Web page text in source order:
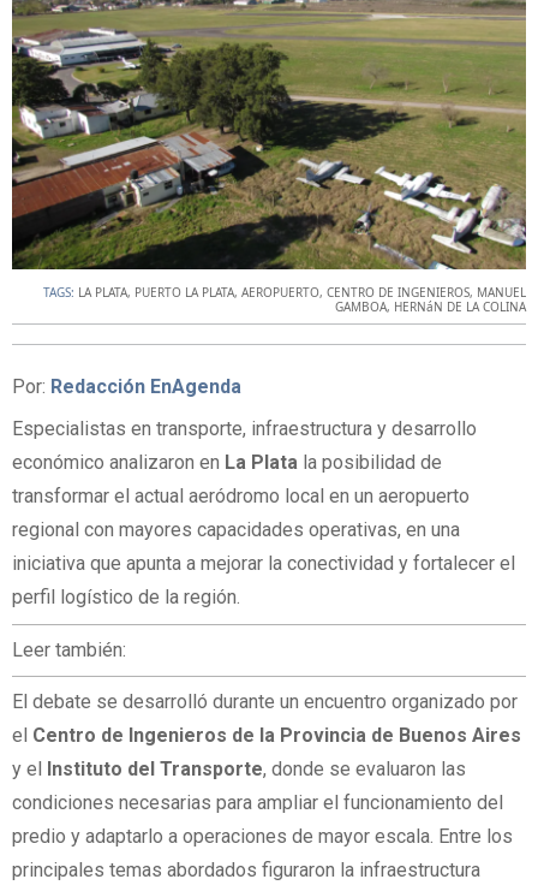
TAGS: LA PLATA, PUERTO LA PLATA, AEROPUERTO, CENTRO DE INGENIEROS, MANUEL
GAMBOA, HERNáN DE LA COLINA
Por: Redacción EnAgenda
Especialistas en transporte, infraestructura y desarrollo
económico analizaron en La Plata la posibilidad de
transformar el actual aeródromo local en un aeropuerto
regional con mayores capacidades operativas, en una
iniciativa que apunta a mejorar la conectividad y fortalecer el
perfil logístico de la región.
Leer también:
El debate se desarrolló durante un encuentro organizado por
el Centro de Ingenieros de la Provincia de Buenos Aires
y el
Instituto del Transporte, donde se evaluaron las
condiciones necesarias para ampliar el funcionamiento del
predio y adaptarlo a operaciones de mayor escala. Entre los
principales temas abordados figuraron la infraestructura